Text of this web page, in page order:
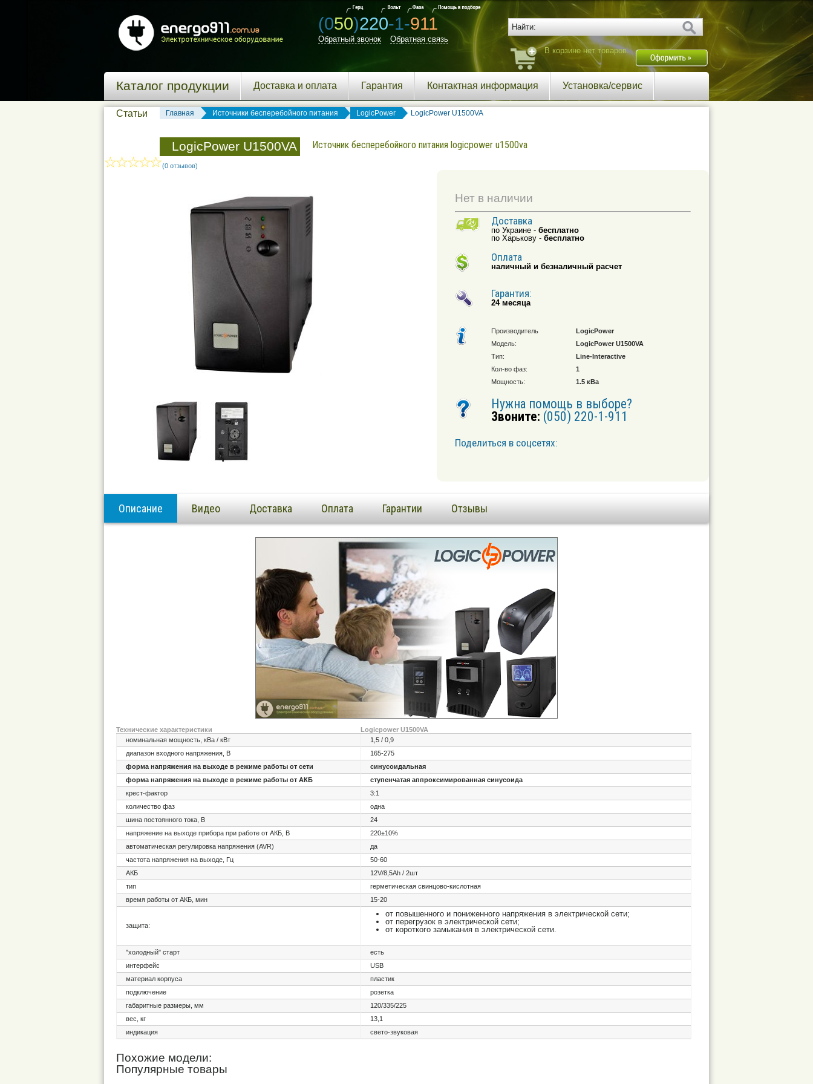
(050)220-1-911
Обратный звонок
Обратная связь
В корзине нет товаров.
Каталог продукции Доставка и оплата Гарантия Контактная информация Установка/сервис
Статьи Главная Источники бесперебойного питания LogicPower LogicPower U1500VA
LogicPower U1500VA Источник бесперебойного питания logicpower u1500va
(0 отзывов)
Нет в наличии
Доставка
по Украине - бесплатно
по Харькову - бесплатно
Оплата
наличный и безналичный расчет
Гарантия:
24 месяца
Производитель
LogicPower
Модель:
LogicPower U1500VA
Тип:
Line-Interactive
Кол-во фаз:
1
Мощность:
1.5 кВа
Нужна помощь в выборе?
Звоните: (050) 220-1-911
Поделиться в соцсетях:
Описание Видео Доставка Оплата Гарантии Отзывы
Технические характеристики
Logicpower U1500VA
номинальная мощность, кВа / кВт
1,5 / 0,9
диапазон входного напряжения, В
165-275
форма напряжения на выходе в режиме работы от сети
синусоидальная
форма напряжения на выходе в режиме работы от АКБ
ступенчатая аппроксимированная синусоида
крест-фактор
3:1
количество фаз
одна
шина постоянного тока, В
24
напряжение на выходе прибора при работе от АКБ, В
220±10%
автоматическая регулировка напряжения (AVR)
да
частота напряжения на выходе, Гц
50-60
АКБ
12V/8,5Ah / 2шт
тип
герметическая свинцово-кислотная
время работы от АКБ, мин
15-20
защита:
от повышенного и пониженного напряжения в электрической сети;
от перегрузок в электрической сети;
от короткого замыкания в электрической сети.
"холодный" старт
есть
интерфейс
USB
материал корпуса
пластик
подключение
розетка
габаритные размеры, мм
120/335/225
вес, кг
13,1
индикация
свето-звуковая
Похожие модели:
Популярные товары